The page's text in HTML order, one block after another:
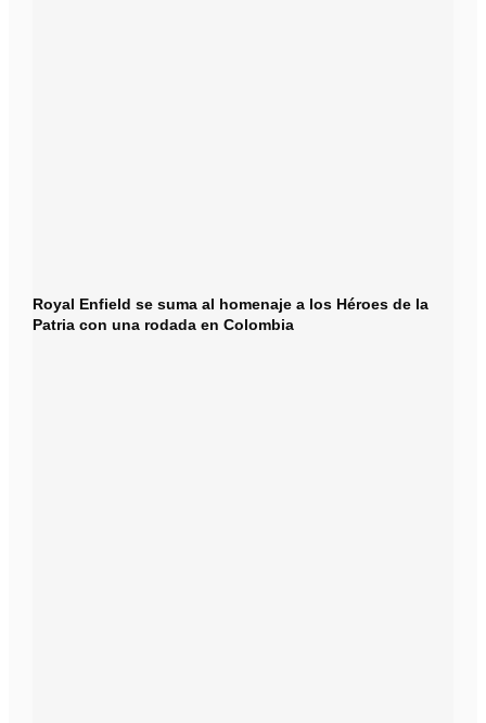
Royal Enfield se suma al homenaje a los Héroes de la
Patria con una rodada en Colombia